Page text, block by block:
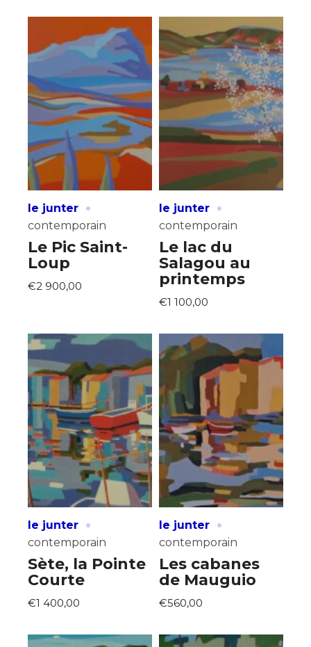
le junter ·
contemporain
Le Pic Saint-
Loup
€2 900,00
le junter ·
contemporain
Le lac du
Salagou au
printemps
€1 100,00
le junter ·
contemporain
Sète, la Pointe
Courte
€1 400,00
le junter ·
contemporain
Les cabanes
de Mauguio
€560,00